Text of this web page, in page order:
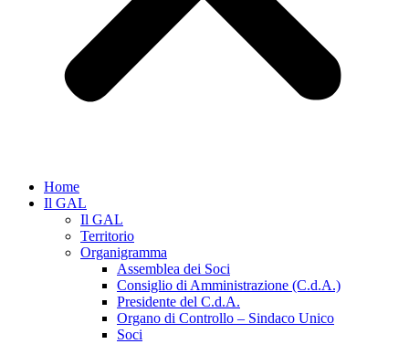
Home
Il GAL
Il GAL
Territorio
Organigramma
Assemblea dei Soci
Consiglio di Amministrazione (C.d.A.)
Presidente del C.d.A.
Organo di Controllo – Sindaco Unico
Soci